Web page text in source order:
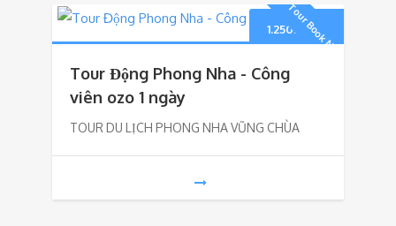
Tour Book Nhiều
1.250.000
Tour Động Phong Nha - Công
viên ozo 1 ngày
TOUR DU LỊCH PHONG NHA VŨNG CHÙA